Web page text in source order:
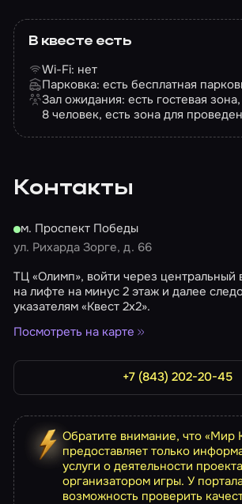
В квесте есть
Wi-Fi: нет
Парковка: есть бесплатная
Зал ожидания: есть гостевая
8 человек, есть зона для
Контакты
м. Проспект Победы
ул. Рихарда Зорге, д. 66
ТЦ «Олимп», войти через центральный
на лифте на минус 2 этаж и далее
указателям «Квест 2х2».
Посмотреть на карте
+7 (843) 202-20-45
Обратите внимание, что «Мир
предоставляет только
услуги о деятельности
организатором игры. У
возможность проверить